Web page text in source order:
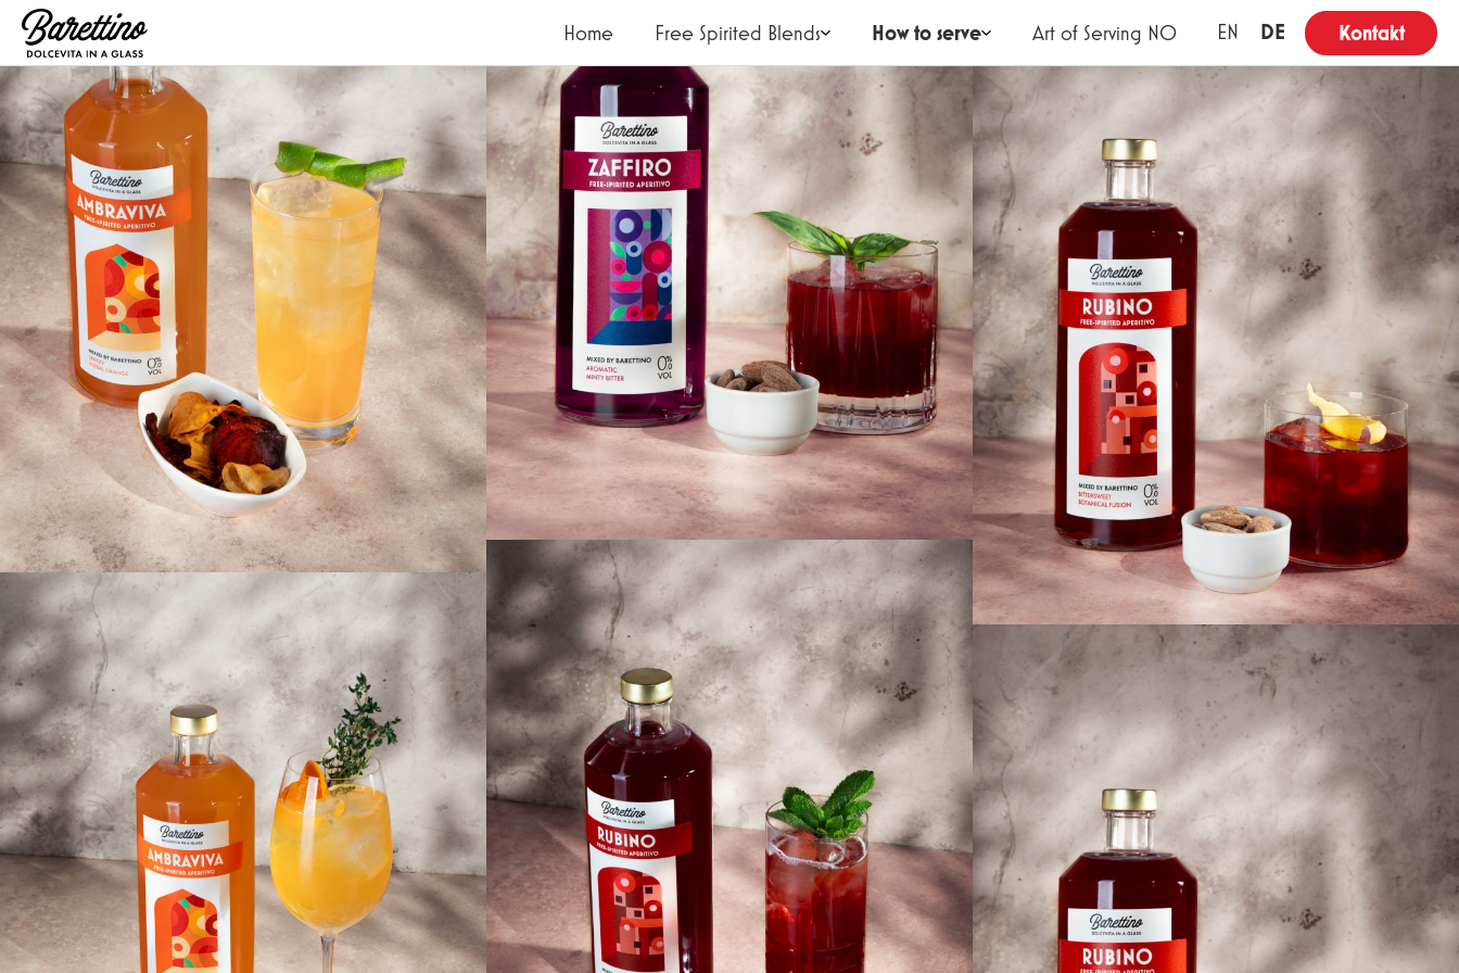
Home Free Spirited Blends How to serve Art of Serving NO EN DE Kontakt
KONTAKT
Hiermit bestätige ich die Datenschutzerklärung gelesen und verstanden zu haben.
Abschicken